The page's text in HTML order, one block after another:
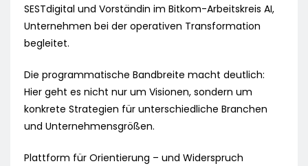
SESTdigital und Vorständin im Bitkom-Arbeitskreis AI,
Unternehmen bei der operativen Transformation
begleitet.
Die programmatische Bandbreite macht deutlich:
Hier geht es nicht nur um Visionen, sondern um
konkrete Strategien für unterschiedliche Branchen
und Unternehmensgrößen.
Plattform für Orientierung – und Widerspruch